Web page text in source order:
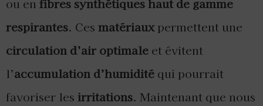
ou en fibres synthétiques haut de gamme
respirantes. Ces matériauxpermettent une
circulation d’air optimale et évitent
l’accumulation d’humidité qui pourrait
favoriser les irritations. Maintenant que nous